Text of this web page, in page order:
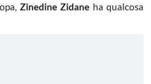
Zinedine Zidane ha qualcosa